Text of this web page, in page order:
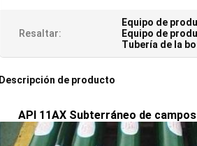
Resaltar:
Equipo de
Equipo de
Tubería de la
Descripción de producto
API 11AX Subterráneo de